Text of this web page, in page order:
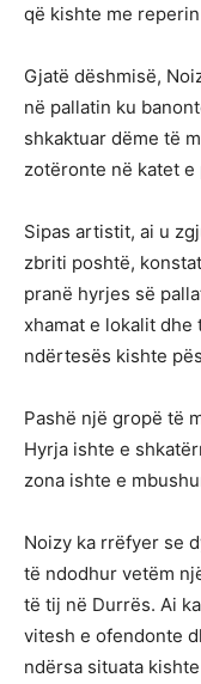
që kishte me
Gjatë dëshmisë,
në pallatin ku
shkaktuar dëme të
zotëronte në katet e
Sipas artistit, ai u
zbriti poshtë,
pranë hyrjes së
xhamat e lokalit
ndërtesës kishte
Pashë një gropë të
Hyrja ishte e
zona ishte e
Noizy ka rrëfyer se
të ndodhur vetëm
të tij në Durrës. Ai
vitesh e ofendonte
ndërsa situata